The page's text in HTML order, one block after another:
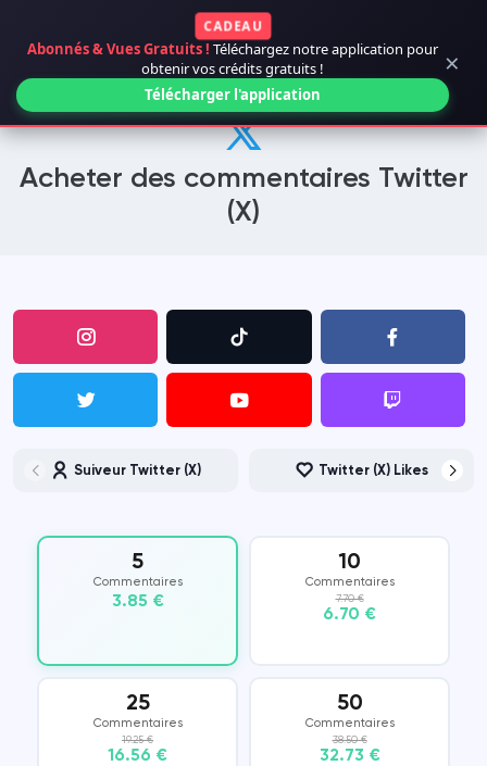
CADEAU
Abonnés & Vues Gratuits ! Téléchargez notre application pour
obtenir vos crédits gratuits !
Télécharger l'application
×
Acheter des commentaires Twitter
(X)
Suiveur Twitter (X) Twitter (X) Likes
5
Commentaires
3.85 €
10
Commentaires
7.70 €
6.70 €
25
Commentaires
19.25 €
16.56 €
50
Commentaires
38.50 €
32.73 €